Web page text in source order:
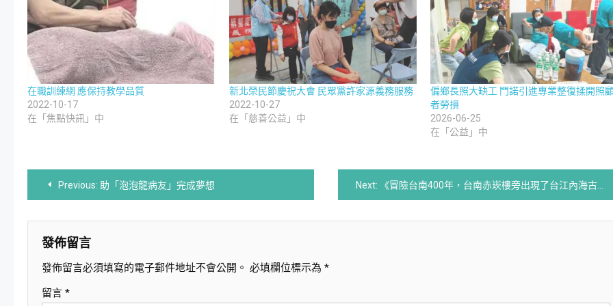
在職訓練網 應保持教學品質
2022-10-17
在「焦點快訊」中
新北榮民節慶祝大會 民眾黨許家源義務服務
2022-10-27
在「慈善公益」中
偏鄉長照大缺工 門諾引進專業整復揉開照
者勞損
2026-06-25
在「公益」中
章
導
覽
Previous: 助「泡泡龍病友」完成夢想 Next: 《冒險台南400年，台南赤崁樓旁出現了台江內海古地圖 -貓奴必朝聖，貓市民版台江內海古地圖萌翻天。》
發佈留言
發佈留言必須填寫的電子郵件地址不會公開。 必填欄位標示為 *
留言 *